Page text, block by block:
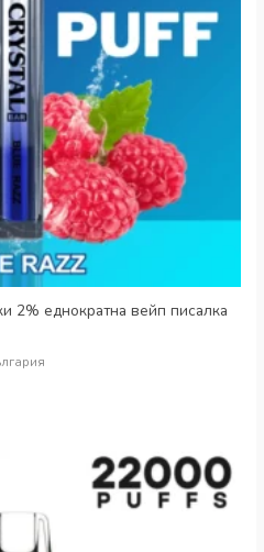
2% еднократна вейп писалка
Danish
Latvian
Lithuanian
Slovenian
Czech
Croatian
Greek